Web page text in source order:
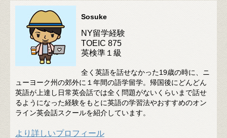
Sosuke
NY留学経験
TOEIC 875
英検準１級
全く英語を話せなかった19歳の時に、ニ
ューヨーク州の郊外に１年間の語学留学。帰国後にどんどん
英語が上達し日常英会話では全く問題がないくらいまで話せ
るようになった経験をもとに英語の学習法やおすすめのオン
ライン英会話スクールを紹介しています。
より詳しいプロフィール